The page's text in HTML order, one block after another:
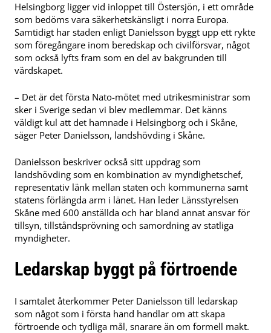
Helsingborg ligger vid inloppet till Östersjön, i ett område
som bedöms vara säkerhetskänsligt i norra Europa.
Samtidigt har staden enligt Danielsson byggt upp ett rykte
som föregångare inom beredskap och civilförsvar, något
som också lyfts fram som en del av bakgrunden till
värdskapet.
– Det är det första Nato-mötet med utrikesministrar som
sker i Sverige sedan vi blev medlemmar. Det känns
väldigt kul att det hamnade i Helsingborg och i Skåne,
säger Peter Danielsson, landshövding i Skåne.
Danielsson beskriver också sitt uppdrag som
landshövding som en kombination av myndighetschef,
representativ länk mellan staten och kommunerna samt
statens förlängda arm i länet. Han leder Länsstyrelsen
Skåne med 600 anställda och har bland annat ansvar för
tillsyn, tillståndsprövning och samordning av statliga
myndigheter.
Ledarskap byggt på förtroende
I samtalet återkommer Peter Danielsson till ledarskap
som något som i första hand handlar om att skapa
förtroende och tydliga mål, snarare än om formell makt.